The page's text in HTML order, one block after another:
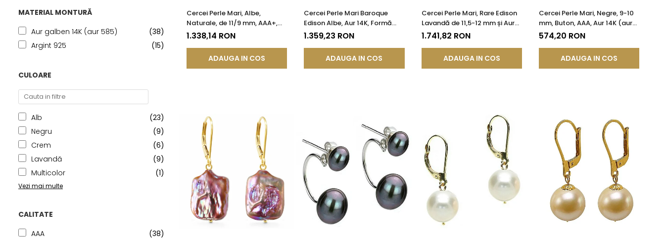
MATERIAL MONTURĂ
Aur galben 14K (aur 585)
(38)
Argint 925
(15)
CULOARE
Alb
(23)
Negru
(9)
Crem
(6)
Lavandă
(9)
Multicolor
(1)
Vezi mai multe
CALITATE
AAA
(38)
Cercei Perle Mari, Albe,
Naturale, de 11/9 mm, AAA+,
Aur 14K (aur 585), Forma
Lacrimă | KASKADDA®
1.338,14 RON
ADAUGA IN COS
Cercei Perle Mari Baroque
Edison Albe, Aur 14K, Formă
Organică | KASKADDA®
1.359,23 RON
ADAUGA IN COS
Cercei Perle Mari, Rare Edison
Lavandă de 11,5-12 mm și Aur
Galben 14K | KASKADDA®
1.741,82 RON
ADAUGA IN COS
Cercei Perle Mari, Negre, 9-10
mm, Buton, AAA, Aur 14K (aur
585), Tip Șurub | KASKADDA®
574,20 RON
ADAUGA IN COS